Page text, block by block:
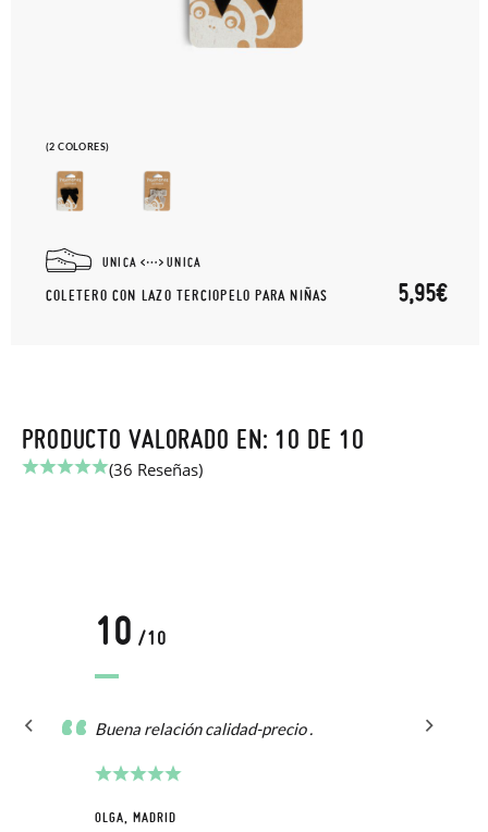
(2 COLORES)
UNICA UNICA
COLETERO CON LAZO TERCIOPELO PARA NIÑAS 5,95€
PRODUCTO VALORADO EN: 10 DE 10
(36 Reseñas)
10 /10
Buena relación calidad-precio .
OLGA, MADRID